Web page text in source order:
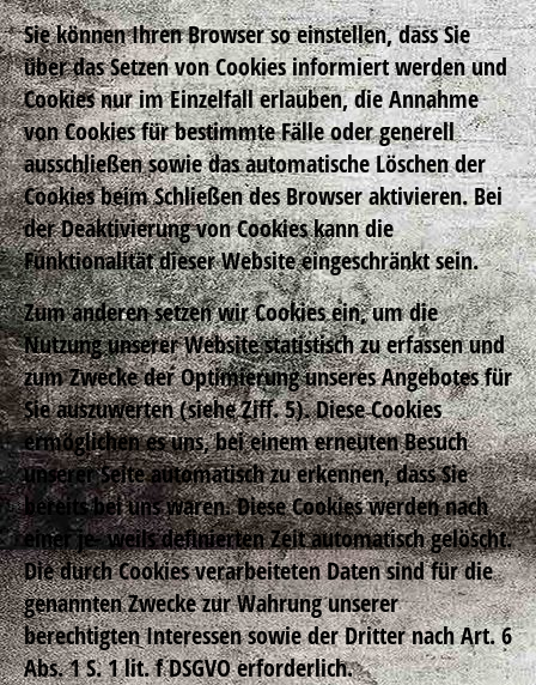
Sie können Ihren Browser so einstellen, dass Sie
über das Setzen von Cookies informiert werden und
Cookies nur im Einzelfall erlauben, die Annahme
von Cookies für bestimmte Fälle oder generell
ausschließen sowie das automatische Löschen der
Cookies beim Schließen des Browser aktivieren. Bei
der Deaktivierung von Cookies kann die
Funktionalität dieser Website eingeschränkt sein.
Zum anderen setzen wir Cookies ein, um die
Nutzung unserer Website statistisch zu erfassen und
zum Zwecke der Optimierung unseres Angebotes für
Sie auszuwerten (siehe Ziff. 5). Diese Cookies
ermöglichen es uns, bei einem erneuten Besuch
unserer Seite automatisch zu erkennen, dass Sie
bereits bei uns waren. Diese Cookies werden nach
einer je- weils definierten Zeit automatisch gelöscht.
Die durch Cookies verarbeiteten Daten sind für die
genannten Zwecke zur Wahrung unserer
berechtigten Interessen sowie der Dritter nach Art. 6
Abs. 1 S. 1 lit. f DSGVO erforderlich.